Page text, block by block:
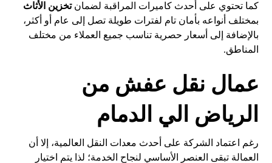
كما تحتوي على أحدث كاميرات المراقبة لضمانتخزين الأثاث
بمختلف أنواعه بأمان تام لفترات طويلة تصل إلى عام أو أكثر،
بالإضافة إلى أسعار حصرية تناسب جميع العملاء من مختلف
المناطق.
عمال نقل عفش من
الرياض الي الدمام
رغم اعتماد الشركة على أحدث معدات النقل العالمية، إلا أن
العمالة تبقى العنصر الأساسي لنجاح الخدمة؛ لذا يتم اختيار